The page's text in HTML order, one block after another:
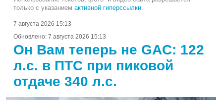
только с указанием активной гиперссылки.
7 августа 2026 15:13
Обновлено: 7 августа 2026 15:13
Он Вам теперь не GAC: 122
л.с. в ПТС при пиковой
отдаче 340 л.с.